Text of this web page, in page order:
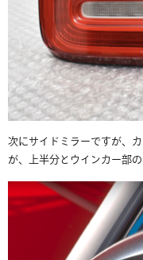
次にサイドミラーですが、
が、上半分とウインカー部